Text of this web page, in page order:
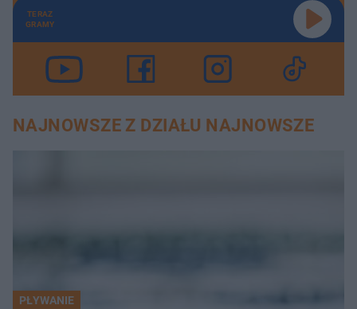
TERAZ
GRAMY
NAJNOWSZE Z DZIAŁU NAJNOWSZE
PŁYWANIE